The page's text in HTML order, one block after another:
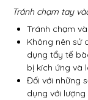
Tránh chạm tay
Tránh chạm
Không nên sử
dụng tẩy tế
bị kích ứng và
Đối với những
dụng với